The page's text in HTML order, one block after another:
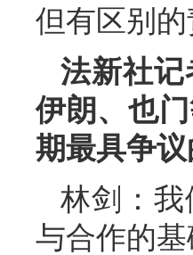
但有区别
法新社
伊朗、也
期最具争
林剑：
与合作的基